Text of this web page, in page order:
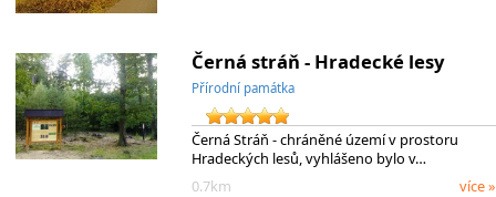
Černá stráň - Hradecké lesy
Přírodní památka
Černá Stráň - chráněné území v prostoru
Hradeckých lesů, vyhlášeno bylo v…
0.7km
více »